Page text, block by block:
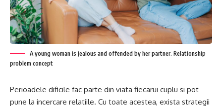
A young woman is jealous and offended by her partner. Relationship
problem concept
Perioadele dificile fac parte din viata fiecarui cuplu si pot
pune la incercare relatiile. Cu toate acestea, exista strategii